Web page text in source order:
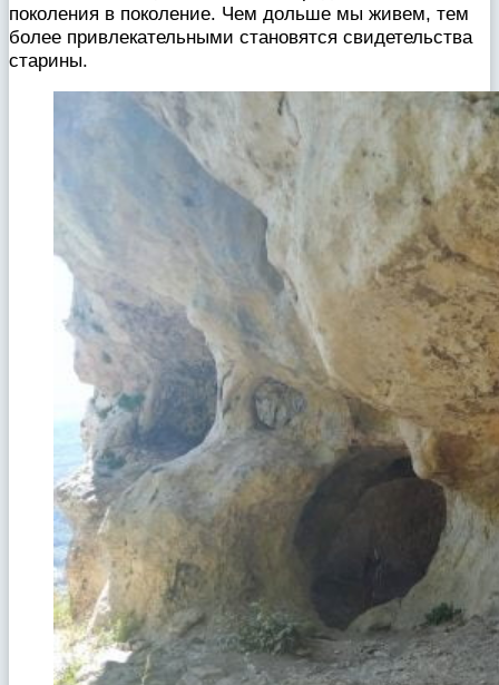
поколения в поколение. Чем дольше мы живем, тем
более привлекательными становятся свидетельства
старины.